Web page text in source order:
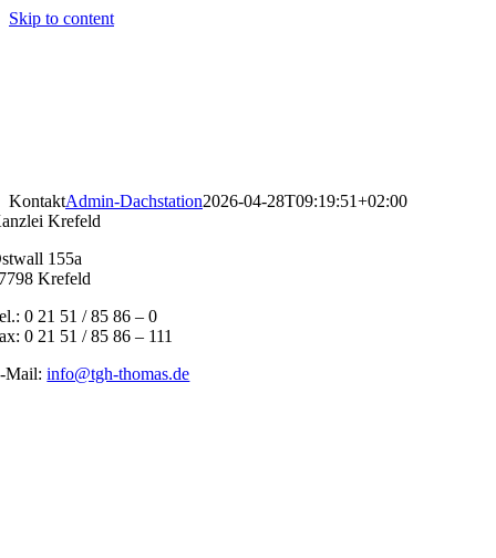
Skip to content
KontaktAdmin-Dachstation2026-04-28T09:19:51+02:00
Krefeld
155a
Krefeld
0 21 51 / 85 86 – 0
0 21 51 / 85 86 – 111
Mail:info@tgh-thomas.de